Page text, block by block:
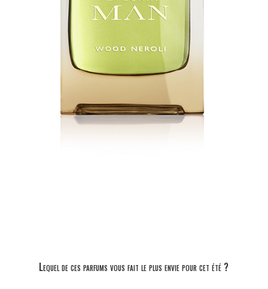
Lequel de ces parfums vous fait le plus envie pour cet été ?